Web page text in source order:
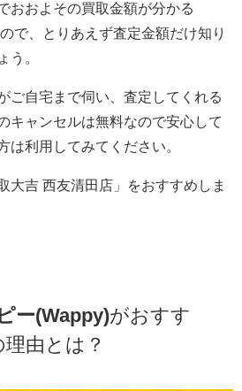
おおよその買取金額が分かる
で、とりあえず査定金額だけ知り
う。
ご自宅まで伺い、査定してくれる
キャンセルは無料なので安心して
は利用してみてください。
大吉 西友清田店」をおすすめしま
ー(Wappy)がおすす
由とは？